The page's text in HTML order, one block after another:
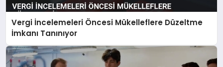
Vergi İncelemeleri Öncesi Mükelleflere Düzeltme
İmkanı Tanınıyor